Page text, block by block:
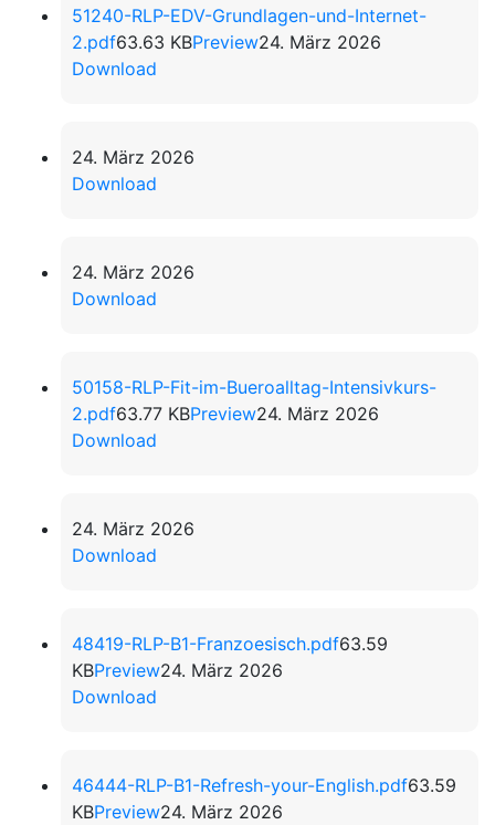
51240-RLP-EDV-Grundlagen-und-Internet-
2.pdf63.63 KBPreview24. März 2026
Download
24. März 2026
Download
24. März 2026
Download
50158-RLP-Fit-im-Bueroalltag-Intensivkurs-
2.pdf63.77 KBPreview24. März 2026
Download
24. März 2026
Download
48419-RLP-B1-Franzoesisch.pdf63.59
KBPreview24. März 2026
Download
46444-RLP-B1-Refresh-your-English.pdf63.59
KBPreview24. März 2026